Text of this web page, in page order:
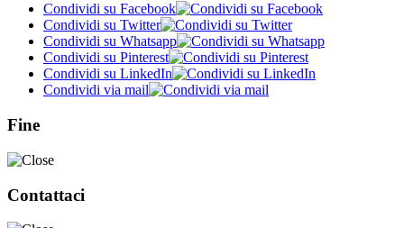
Condividi su Facebook
Condividi su Twitter
Condividi su Whatsapp
Condividi su Pinterest
Condividi su LinkedIn
Condividi via mail
Fine
Contattaci